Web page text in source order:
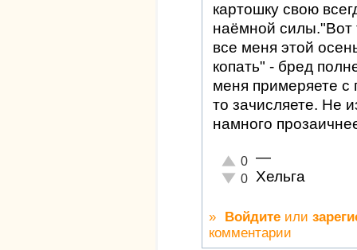
картошку свою
наёмной силы."Вот
все меня этой
копать" - бред
меня примеряете с
то зачисляете. Не
намного
Отлично!
0
Неадекватно!
0
—
Хельга
» Войдите или
комментарии